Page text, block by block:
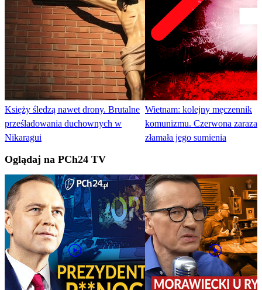
Księży śledzą nawet drony. Brutalne
prześladowania duchownych w
Nikaragui
Wietnam: kolejny męczennik
komunizmu. Czerwona zaraza
złamała jego sumienia
Oglądaj na PCh24 TV